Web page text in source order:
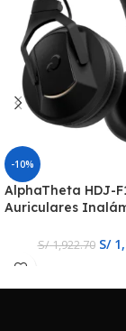
-10%
AlphaTheta HDJ-
Auriculares
S/1,922.70 S/